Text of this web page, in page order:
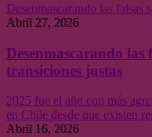
Desenmascarando las falsas
Abril 27, 2026
Desenmascarando las
transiciones justas
2025 fue el año con más
en Chile desde que existen
Abril 16, 2026